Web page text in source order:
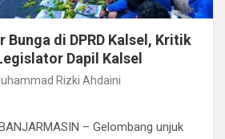
Bunga di DPRD Kalsel, Kritik
Dapil Kalsel
Rizki Ahdaini
– Gelombang unjuk